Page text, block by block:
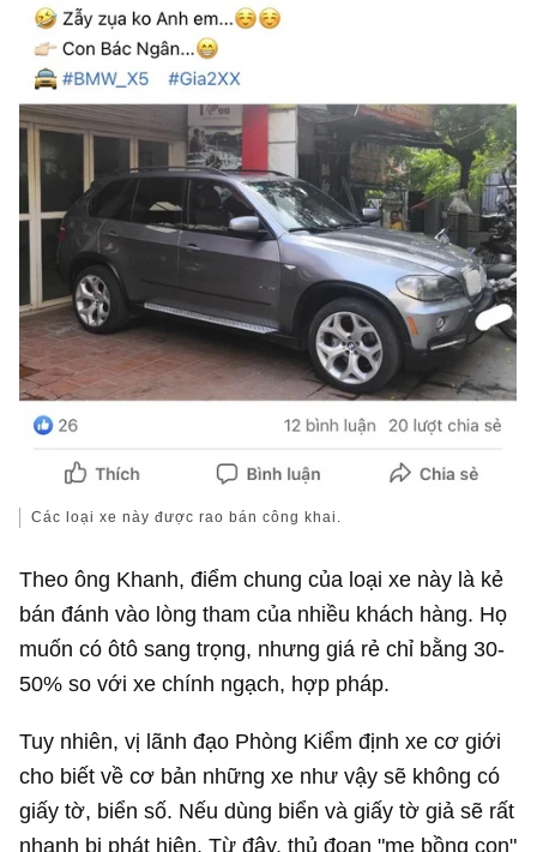
Các loại xe này được rao bán công khai.
Theo ông Khanh, điểm chung của loại xe này là kẻ
bán đánh vào lòng tham của nhiều khách hàng. Họ
muốn có ôtô sang trọng, nhưng giá rẻ chỉ bằng 30-
50% so với xe chính ngạch, hợp pháp.
Tuy nhiên, vị lãnh đạo Phòng Kiểm định xe cơ giới
cho biết về cơ bản những xe như vậy sẽ không có
giấy tờ, biển số. Nếu dùng biển và giấy tờ giả sẽ rất
nhanh bị phát hiện. Từ đây, thủ đoạn "mẹ bồng con"